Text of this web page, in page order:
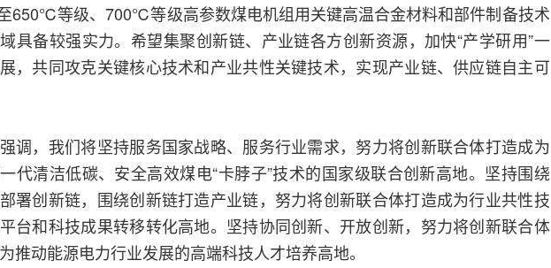
650℃等级、700℃等级高参数煤电机组用关键高温合金材料和部件制备技术
具备较强实力。希望集聚创新链、产业链各方创新资源，加快“产学研用”一
，共同攻克关键核心技术和产业共性关键技术，实现产业链、供应链自主可
调，我们将坚持服务国家战略、服务行业需求，努力将创新联合体打造成为
代清洁低碳、安全高效煤电“卡脖子”技术的国家级联合创新高地。坚持围绕
署创新链，围绕创新链打造产业链，努力将创新联合体打造成为行业共性技
台和科技成果转移转化高地。坚持协同创新、开放创新，努力将创新联合体
推动能源电力行业发展的高端科技人才培养高地。